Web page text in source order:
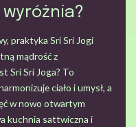
praktyka Sri Sri Jogi
mądrość z
Sri Sri Joga? To
ciało i umysł, a
w nowo otwartym
kuchnia sattwiczna i